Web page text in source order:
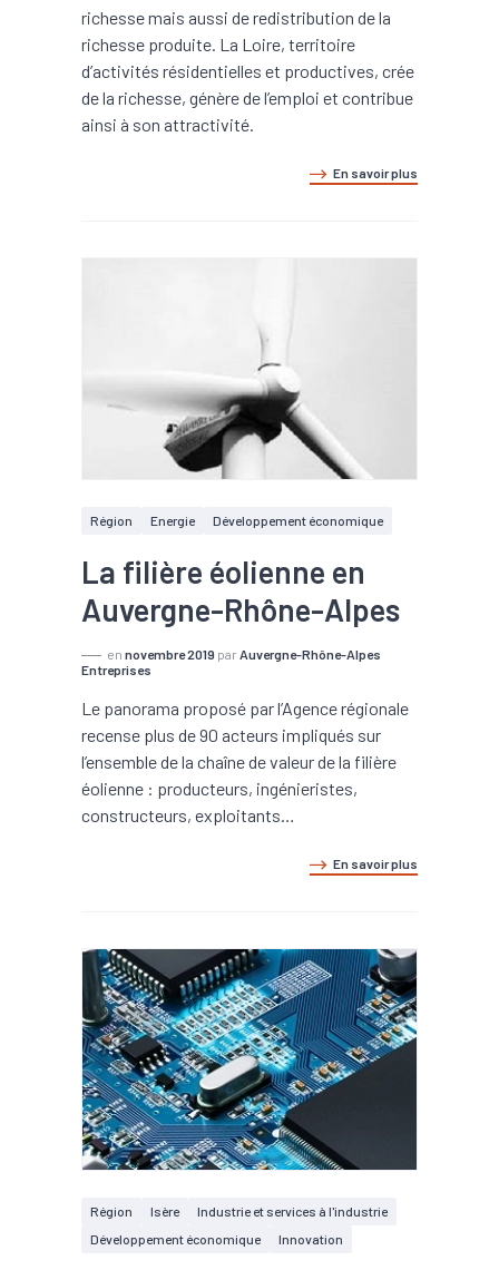
richesse mais aussi de redistribution de la
richesse produite. La Loire, territoire
d’activités résidentielles et productives, crée
de la richesse, génère de l’emploi et contribue
ainsi à son attractivité.
En savoir plus
Région Energie Développement économique
La filière éolienne en
Auvergne-Rhône-Alpes
en novembre 2019 par Auvergne-Rhône-Alpes
Entreprises
Le panorama proposé par l’Agence régionale
recense plus de 90 acteurs impliqués sur
l’ensemble de la chaîne de valeur de la filière
éolienne : producteurs, ingénieristes,
constructeurs, exploitants…
En savoir plus
Région Isère
Industrie et services à l'industrie
Développement économique
Innovation